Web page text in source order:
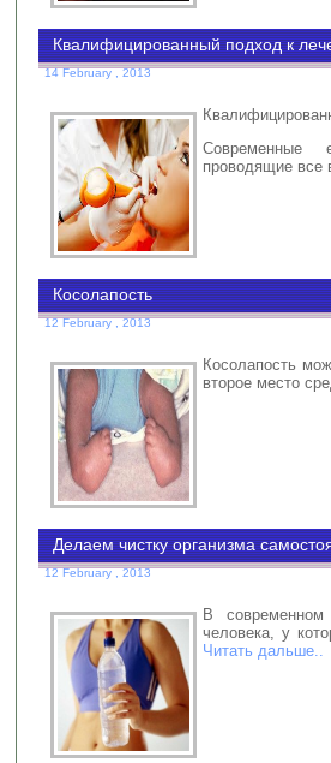
Квалифицированный подход к
14 February , 2013
Современные
проводящие все
Косолапость
12 February , 2013
Косолапость
второе место
Делаем чистку организма
12 February , 2013
В
человека, у
Читать дальше..